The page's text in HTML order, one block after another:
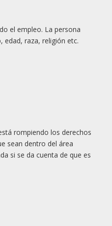
el empleo. La persona
edad, raza, religión etc.
rompiendo los derechos
sean dentro del área
si se da cuenta de que es